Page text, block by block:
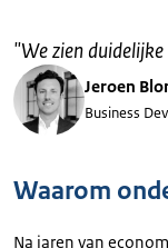
"We zien
Jeroen
Business
Waarom
Na jaren van